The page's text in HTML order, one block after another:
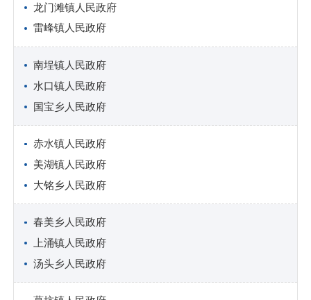
龙门滩镇人民政府
雷峰镇人民政府
南埕镇人民政府
水口镇人民政府
国宝乡人民政府
赤水镇人民政府
美湖镇人民政府
大铭乡人民政府
春美乡人民政府
上涌镇人民政府
汤头乡人民政府